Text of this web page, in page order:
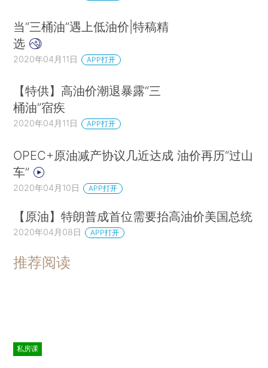
当“三桶油”遇上低油价|特稿精
选
2020年04月11日 APP打开
【特供】高油价潮退暴露“三
桶油”宿疾
2020年04月11日 APP打开
OPEC+原油减产协议几近达成 油价再历“过山
车”
2020年04月10日 APP打开
【原油】特朗普成首位需要抬高油价美国总统
2020年04月08日 APP打开
推荐阅读
私房课